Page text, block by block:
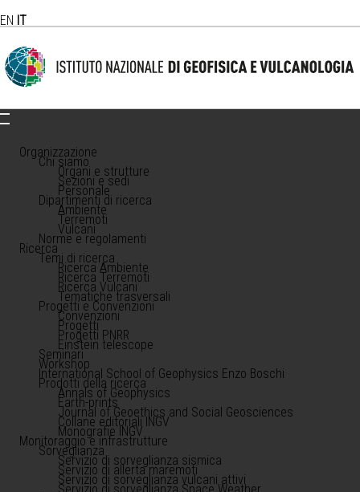
EN IT
Organizzazione
Chi siamo
Organi e strutture
Sezioni e sedi
Personale
Dipartimenti di ricerca
Ambiente
Terremoti
Vulcani
Norme e regolamenti
Ricerca
Temi di ricerca
Ricerca Ambiente
Ricerca Terremoti
Ricerca Vulcani
Tematiche trasversali
Progetti e Convenzioni
Convenzioni
Progetti
Progetti PNRR
Einstein telescope
Seminari
Workshop
International School of Geophysics Enzo Boschi
Prodotti della ricerca
Annals of Geophysics
Earth-prints
Journal of Geoethics and Social Geosciences
Collane editoriali INGV
Monografie INGV
Monitoraggio e infrastrutture
Sorveglianza
Servizio di sorveglianza sismica
Servizio di allerta maremoti
Servizio di sorveglianza vulcani attivi
Servizio di sorveglianza Space Weather